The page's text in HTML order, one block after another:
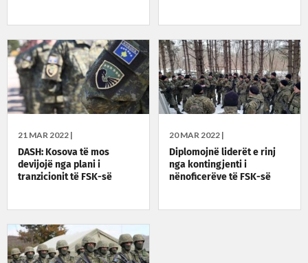
21 MAR 2022 |
DASH: Kosova të mos
devijojë nga plani i
tranzicionit të FSK-së
20 MAR 2022 |
Diplomojnë liderët e rinj
nga kontingjenti i
nënoficerëve të FSK-së